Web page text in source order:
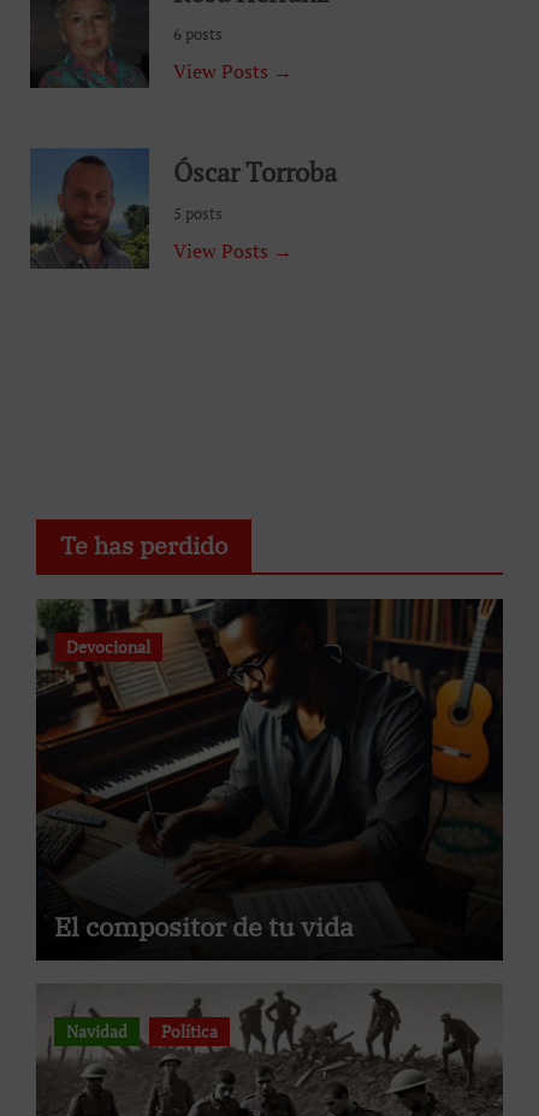
6 posts
View Posts →
Óscar Torroba
5 posts
View Posts →
Te has perdido
Devocional
El compositor de tu vida
Navidad Política